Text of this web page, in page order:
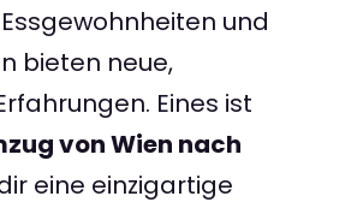
und
bieten neue,
Eines ist
von Wien nach
eine einzigartige